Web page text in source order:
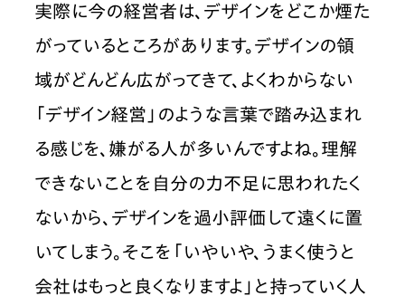
実際に今の経営者は、デザインをどこか煙た
がっているところがあります。デザインの領
域がどんどん広がってきて、よくわからない
「デザイン経営」のような言葉で踏み込まれ
る感じを、嫌がる人が多いんですよね。理解
できないことを自分の力不足に思われたく
ないから、デザインを過小評価して遠くに置
いてしまう。そこを「いやいや、うまく使うと
会社はもっと良くなりますよ」と持っていく人